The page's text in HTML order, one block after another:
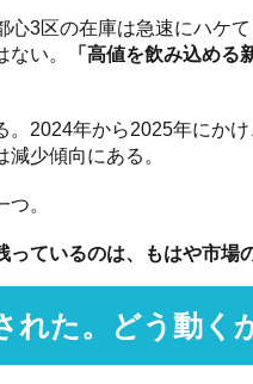
心3区の在庫は急速にハケ
い。
「高値を飲み込め
。2024年から2025年にか
少傾向にある。
。
っているのは、もはや市場
れた。どう動く